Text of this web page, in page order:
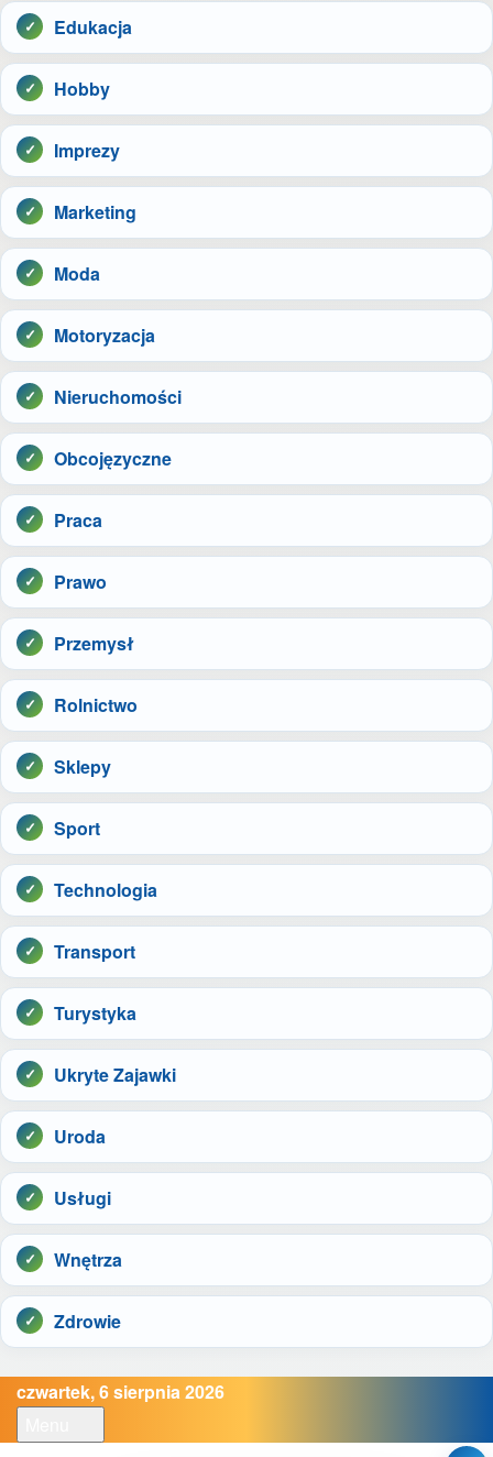
Edukacja
Hobby
Imprezy
Marketing
Moda
Motoryzacja
Nieruchomości
Obcojęzyczne
Praca
Prawo
Przemysł
Rolnictwo
Sklepy
Sport
Technologia
Transport
Turystyka
Ukryte Zajawki
Uroda
Usługi
Wnętrza
Zdrowie
czwartek, 6 sierpnia 2026